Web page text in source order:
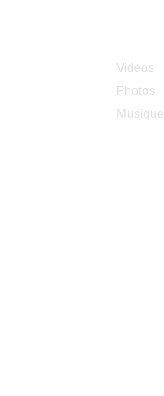
Vidéos
Photos
Musique